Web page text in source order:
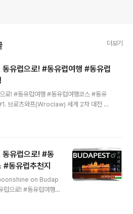
더보기
유럽으로! #동유럽여행 #동유럽
로! #동유럽여행 #동유럽여행코스 #동유
브로츠와프(Wroclaw) 세계 2차 대전 때
년 이전엔 독일의 영토(브레슬라우-Bresl
수출되고 있다. # 도시 곳곳에 조그만 난쟁
! 도시를 여행하며 곳곳에 숨어있는 난쟁이
1. 폴란드 - 브로츠와프 리넥(Rinek..
유럽으로! #동
동유럽추천지
on Budap
럽으로! #동유럽여행
에는 헝가리, '부다페